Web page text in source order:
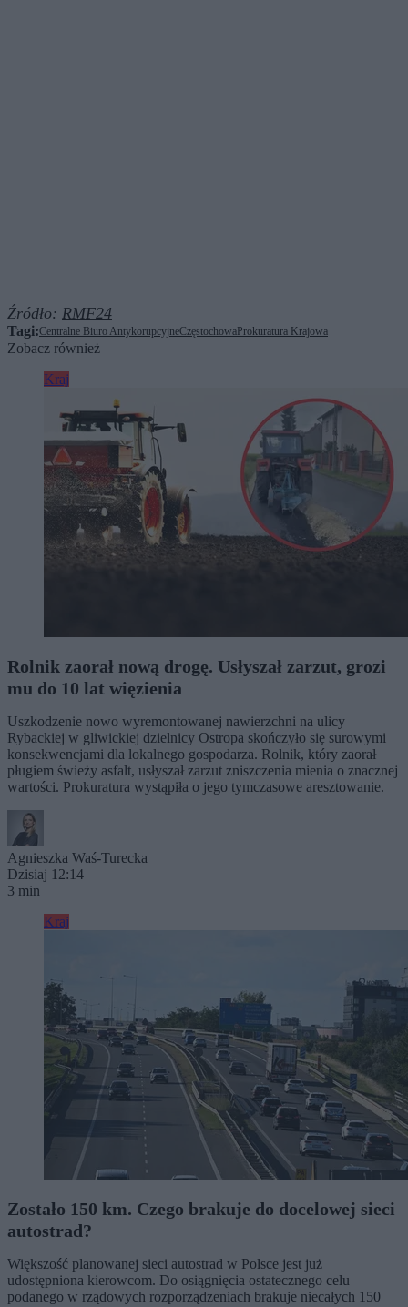
Źródło: RMF24
Tagi:Centralne Biuro AntykorupcyjneCzęstochowa Prokuratura Krajowa
Zobacz również
Kraj
Rolnik zaorał nową drogę. Usłyszał zarzut, grozi
mu do 10 lat więzienia
Uszkodzenie nowo wyremontowanej nawierzchni na ulicy
Rybackiej w gliwickiej dzielnicy Ostropa skończyło się surowymi
konsekwencjami dla lokalnego gospodarza. Rolnik, który zaorał
pługiem świeży asfalt, usłyszał zarzut zniszczenia mienia o znacznej
wartości. Prokuratura wystąpiła o jego tymczasowe aresztowanie.
Agnieszka Waś-Turecka
Dzisiaj 12:14
3 min
Kraj
Zostało 150 km. Czego brakuje do docelowej sieci
autostrad?
Większość planowanej sieci autostrad w Polsce jest już
udostępniona kierowcom. Do osiągnięcia ostatecznego celu
podanego w rządowych rozporządzeniach brakuje niecałych 150